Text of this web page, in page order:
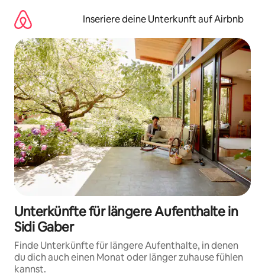
Inhalten
springen
Inseriere deine Unterkunft auf Airbnb
Unterkünfte für längere Aufenthalte in
Sidi Gaber
Finde Unterkünfte für längere Aufenthalte, in denen
du dich auch einen Monat oder länger zuhause fühlen
kannst.